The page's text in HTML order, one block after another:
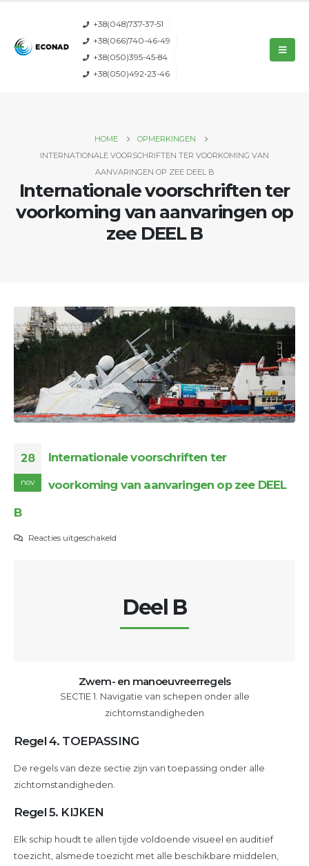
+38(048)737-37-51
+38(066)740-46-49
+38(050)395-45-84
+38(050)492-23-46
HOME
OPMERKINGEN
INTERNATIONALE VOORSCHRIFTEN TER VOORKOMING VAN
AANVARINGEN OP ZEE DEEL B
Internationale voorschriften ter
voorkoming van aanvaringen op
zee DEEL B
28
nov
Internationale voorschriften ter
voorkoming van aanvaringen op zee DEEL
B
Reacties uitgeschakeldvoor
voorkoming
DEEL
B
Deel B
Zwem- en manoeuvreerregels
SECTIE 1. Navigatie van schepen onder alle
zichtomstandigheden
Regel 4. TOEPASSING
De regels van deze sectie zijn van toepassing onder alle
zichtomstandigheden.
Regel 5. KIJKEN
Elk schip houdt te allen tijde voldoende visueel en auditief
toezicht, alsmede toezicht met alle beschikbare middelen,